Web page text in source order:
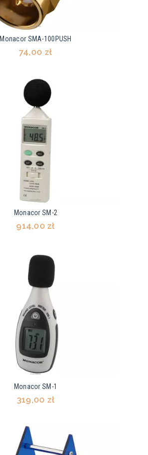
Monacor SMA-100PUSH
74,00 zł
Monacor SM-2
914,00 zł
Monacor SM-1
319,00 zł